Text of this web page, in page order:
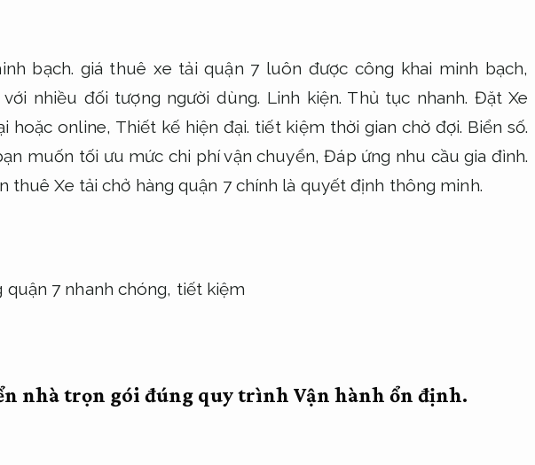
bạch. giá thuê xe tải quận 7 luôn được công khai minh bạch,
với nhiều đối tượng người dùng. Linh kiện. Thủ tục nhanh. Đặt Xe
hoặc online, Thiết kế hiện đại. tiết kiệm thời gian chờ đợi. Biển số.
muốn tối ưu mức chi phí vận chuyển,Đáp ứng nhu cầu gia đình.
thuê Xe tải chở hàng quận 7 chính là quyết định thông minh.
nhà trọn gói đúng quy trình Vận hành ổn định.